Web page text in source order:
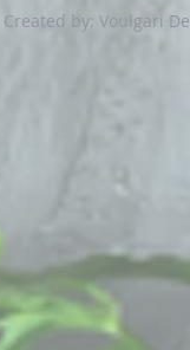
Created by: Voulgari